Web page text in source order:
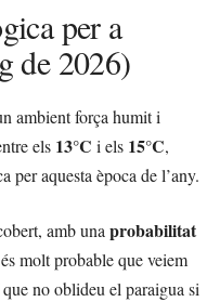
per a
de 2026)
ambient força humit i
els 13°C i els 15°C,
per aquesta època de l’any.
amb unaprobabilitat
molt probable que veiem
no oblideu el paraigua si